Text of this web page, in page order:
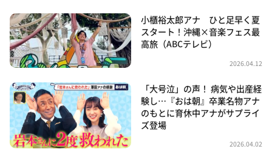
小櫃裕太郎アナ ひと足早く夏
スタート！沖縄×音楽フェス最
高旅（ABCテレビ）
2026.04.12
「大号泣」の声！ 病気や出産経
験し…『おは朝』卒業名物アナ
のもとに育休中アナがサプライ
ズ登場
2026.04.02